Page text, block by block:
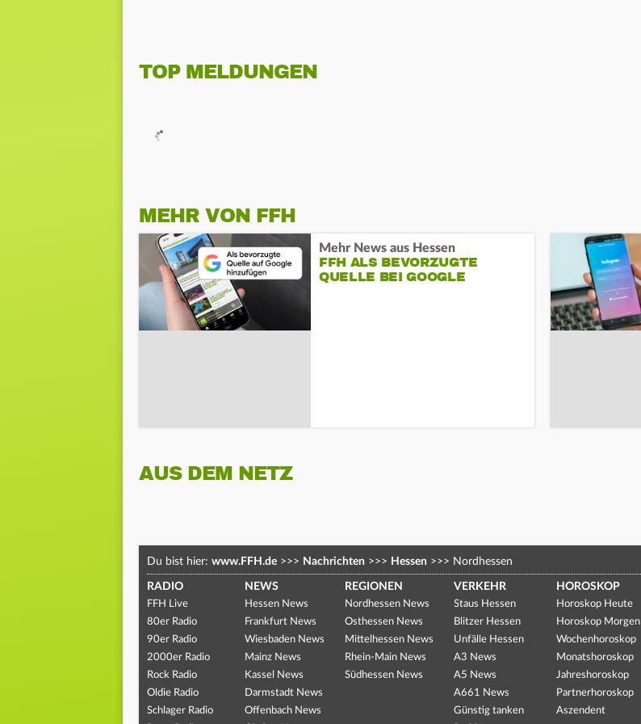
TOP MELDUNGEN
MEHR VON FFH
Mehr News aus Hessen
FFH ALS BEVORZUGTE
QUELLE BEI GOOGLE
AUS DEM NETZ
Du bist hier: www.FFH.de >>> Nachrichten >>> Hessen >>> Nordhessen
RADIO
FFH Live
80er Radio
90er Radio
2000er Radio
Rock Radio
Oldie Radio
Schlager Radio
NEWS
Hessen News
Frankfurt News
Wiesbaden News
Mainz News
Kassel News
Darmstadt News
Offenbach News
REGIONEN
Nordhessen News
Osthessen News
Mittelhessen News
Rhein-Main News
Südhessen News
VERKEHR
Staus Hessen
Blitzer Hessen
Unfälle Hessen
A3 News
A5 News
A661 News
Günstig tanken
HOROSKOP
Horoskop Heute
Horoskop Morgen
Wochenhoroskop
Monatshoroskop
Jahreshoroskop
Partnerhoroskop
Aszendent